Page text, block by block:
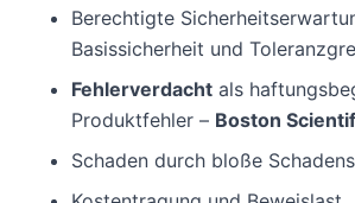
Berechtigte
Basissicherheit und
Fehlerverdacht als
Produktfehler – Boston
Schaden durch bloße